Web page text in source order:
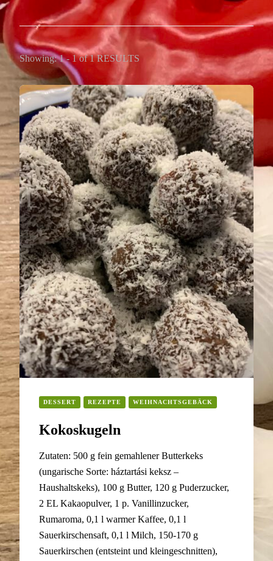
Showing: 1 - 1 of 1 RESULTS
DESSERT REZEPTE WEIHNACHTSGEBÄCK
Kokoskugeln
Zutaten: 500 g fein gemahlener Butterkeks
(ungarische Sorte: háztartási keksz –
Haushaltskeks), 100 g Butter, 120 g Puderzucker,
2 EL Kakaopulver, 1 p. Vanillinzucker,
Rumaroma, 0,1 l warmer Kaffee, 0,1 l
Sauerkirschensaft, 0,1 l Milch, 150-170 g
Sauerkirschen (entsteint und kleingeschnitten),